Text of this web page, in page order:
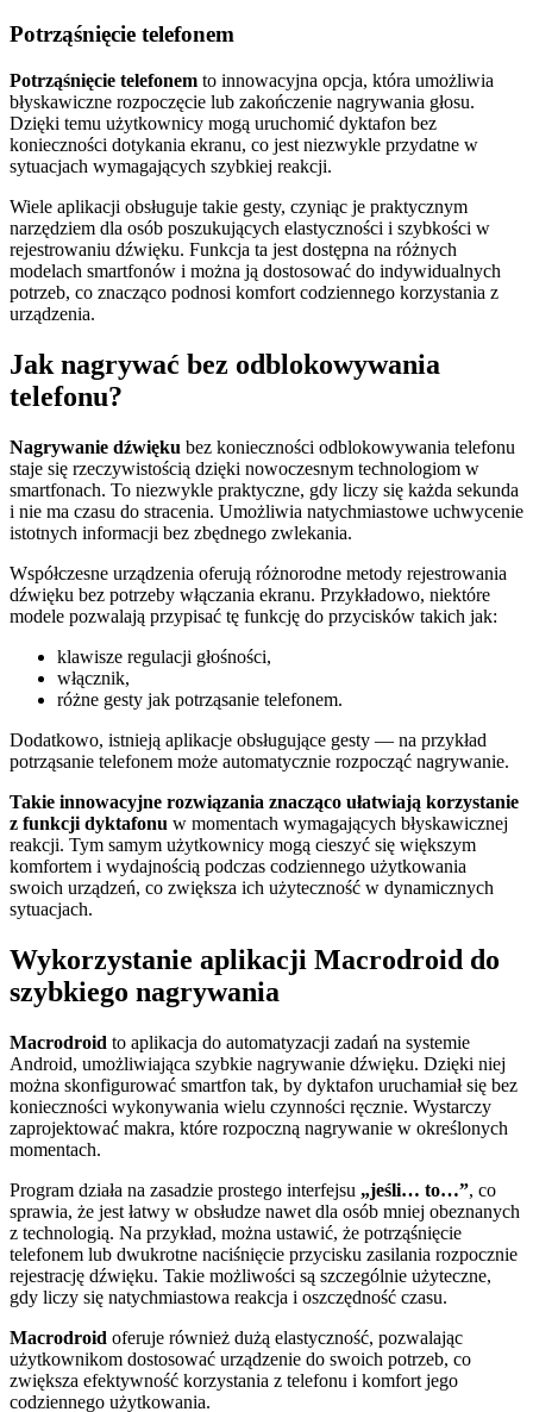
Potrząśnięcie telefonem
Potrząśnięcie telefonem to innowacyjna opcja, która umożliwia
błyskawiczne rozpoczęcie lub zakończenie nagrywania głosu.
Dzięki temu użytkownicy mogą uruchomić dyktafon bez
konieczności dotykania ekranu, co jest niezwykle przydatne w
sytuacjach wymagających szybkiej reakcji.
Wiele aplikacji obsługuje takie gesty, czyniąc je praktycznym
narzędziem dla osób poszukujących elastyczności i szybkości w
rejestrowaniu dźwięku. Funkcja ta jest dostępna na różnych
modelach smartfonów i można ją dostosować do indywidualnych
potrzeb, co znacząco podnosi komfort codziennego korzystania z
urządzenia.
Jak nagrywać bez odblokowywania
telefonu?
Nagrywanie dźwięku bez konieczności odblokowywania telefonu
staje się rzeczywistością dzięki nowoczesnym technologiom w
smartfonach. To niezwykle praktyczne, gdy liczy się każda sekunda
i nie ma czasu do stracenia. Umożliwia natychmiastowe uchwycenie
istotnych informacji bez zbędnego zwlekania.
Współczesne urządzenia oferują różnorodne metody rejestrowania
dźwięku bez potrzeby włączania ekranu. Przykładowo, niektóre
modele pozwalają przypisać tę funkcję do przycisków takich jak:
klawisze regulacji głośności,
włącznik,
różne gesty jak potrząsanie telefonem.
Dodatkowo, istnieją aplikacje obsługujące gesty — na przykład
potrząsanie telefonem może automatycznie rozpocząć nagrywanie.
Takie innowacyjne rozwiązania znacząco ułatwiają korzystanie
z funkcji dyktafonu w momentach wymagających błyskawicznej
reakcji. Tym samym użytkownicy mogą cieszyć się większym
komfortem i wydajnością podczas codziennego użytkowania
swoich urządzeń, co zwiększa ich użyteczność w dynamicznych
sytuacjach.
Wykorzystanie aplikacji Macrodroid do
szybkiego nagrywania
Macrodroid to aplikacja do automatyzacji zadań na systemie
Android, umożliwiająca szybkie nagrywanie dźwięku. Dzięki niej
można skonfigurować smartfon tak, by dyktafon uruchamiał się bez
konieczności wykonywania wielu czynności ręcznie. Wystarczy
zaprojektować makra, które rozpoczną nagrywanie w określonych
momentach.
Program działa na zasadzie prostego interfejsu „jeśli… to…”, co
sprawia, że jest łatwy w obsłudze nawet dla osób mniej obeznanych
z technologią. Na przykład, można ustawić, że potrząśnięcie
telefonem lub dwukrotne naciśnięcie przycisku zasilania rozpocznie
rejestrację dźwięku. Takie możliwości są szczególnie użyteczne,
gdy liczy się natychmiastowa reakcja i oszczędność czasu.
Macrodroid oferuje również dużą elastyczność, pozwalając
użytkownikom dostosować urządzenie do swoich potrzeb, co
zwiększa efektywność korzystania z telefonu i komfort jego
codziennego użytkowania.